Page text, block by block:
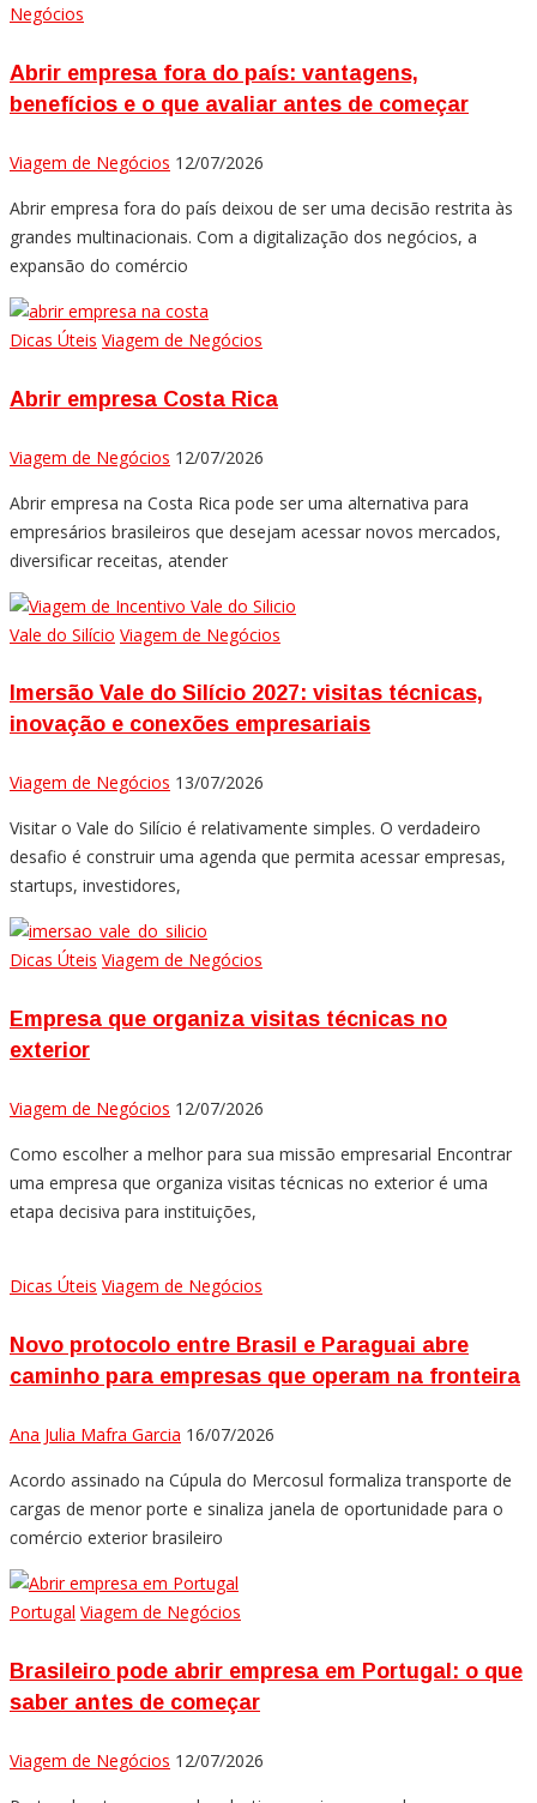
Negócios
Abrir empresa fora do país: vantagens,
benefícios e o que avaliar antes de começar
Viagem de Negócios 12/07/2026
Abrir empresa fora do país deixou de ser uma decisão restrita às
grandes multinacionais. Com a digitalização dos negócios, a
expansão do comércio
Dicas Úteis Viagem de Negócios
Abrir empresa Costa Rica
Viagem de Negócios 12/07/2026
Abrir empresa na Costa Rica pode ser uma alternativa para
empresários brasileiros que desejam acessar novos mercados,
diversificar receitas, atender
Vale do Silício Viagem de Negócios
Imersão Vale do Silício 2027: visitas técnicas,
inovação e conexões empresariais
Viagem de Negócios 13/07/2026
Visitar o Vale do Silício é relativamente simples. O verdadeiro
desafio é construir uma agenda que permita acessar empresas,
startups, investidores,
Dicas Úteis Viagem de Negócios
Empresa que organiza visitas técnicas no
exterior
Viagem de Negócios 12/07/2026
Como escolher a melhor para sua missão empresarial Encontrar
uma empresa que organiza visitas técnicas no exterior é uma
etapa decisiva para instituições,
Dicas Úteis Viagem de Negócios
Novo protocolo entre Brasil e Paraguai abre
caminho para empresas que operam na fronteira
Ana Julia Mafra Garcia 16/07/2026
Acordo assinado na Cúpula do Mercosul formaliza transporte de
cargas de menor porte e sinaliza janela de oportunidade para o
comércio exterior brasileiro
Portugal Viagem de Negócios
Brasileiro pode abrir empresa em Portugal: o que
saber antes de começar
Viagem de Negócios 12/07/2026